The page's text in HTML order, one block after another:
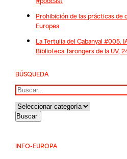
Prohibición de las prácticas de
Europea
La Tertulia del Cabanyal #005.
Biblioteca Tarongers de la UV,
BÚSQUEDA
Buscar
INFO-EUROPA